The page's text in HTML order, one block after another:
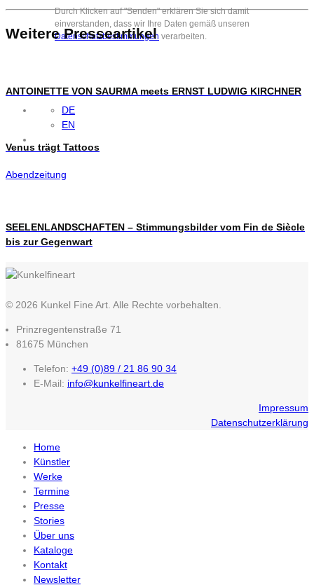
Durch Klicken auf "Senden" erklären Sie sich damit
einverstanden, dass wir Ihre Daten gemäß unseren
Datenschutzbestimmungen verarbeiten.
DE
EN
Weitere Presseartikel
ANTOINETTE VON SAURMA meets ERNST LUDWIG KIRCHNER
Venus trägt Tattoos
Abendzeitung
SEELENLANDSCHAFTEN – Stimmungsbilder vom Fin de Siècle
bis zur Gegenwart
© 2026 Kunkel Fine Art. Alle Rechte vorbehalten.
Prinzregentenstraße 71
81675 München
Telefon: +49 (0)89 / 21 86 90 34
E-Mail: info@kunkelfineart.de
Impressum
Datenschutzerklärung
Home
Künstler
Werke
Termine
Presse
Stories
Über uns
Kataloge
Kontakt
Newsletter